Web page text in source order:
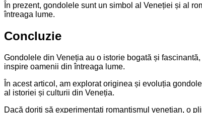
În prezent, gondolele sunt un simbol al Veneției și al
întreaga lume.
Concluzie
Gondolele din Veneția au o istorie bogată și
inspire oamenii din întreaga lume.
În acest articol, am explorat originea și evoluția
al istoriei și culturii din Veneția.
Dacă doriți să experimentați romantismul venetian, o